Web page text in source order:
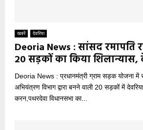
खबरें देवरिया
Deoria News : सांसद रमापति
20 सड़कों का किया शिलान्यास,
Deoria News : प्रधानमंत्री ग्राम सड़क योजना में
अभियंत्रण विभाग द्वारा बनने वाली 20 सड़कों में
करन,पथरदेवा विधानसभा का...